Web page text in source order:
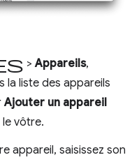
>Appareils,
la liste des appareils
Ajouter un appareil
vôtre.
appareil, saisissez son